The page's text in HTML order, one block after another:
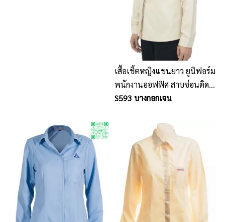
เสื้อเชิ้ตหญิงแขนยาว ยูนิฟอร์ม
พนักงานออฟฟิศ สาบซ่อนติด
กระดุม
S593 บางกอกเจน